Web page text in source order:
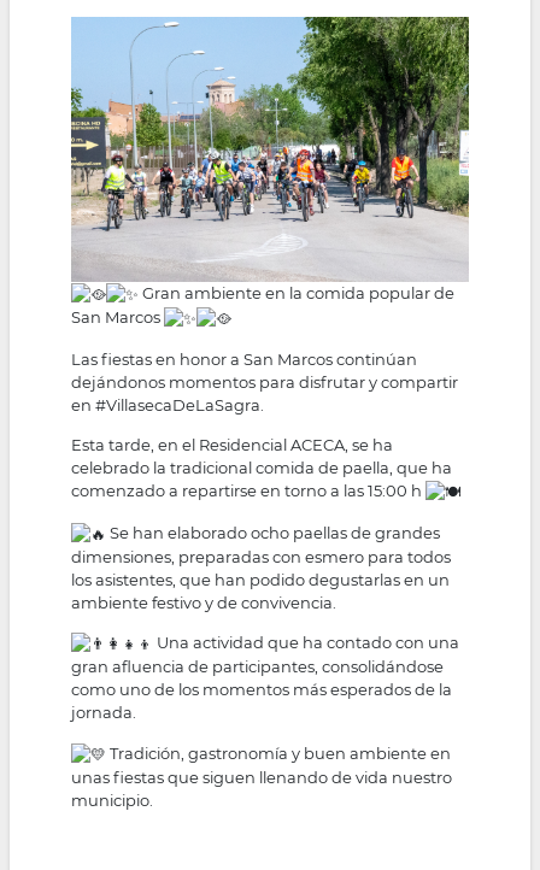
Gran ambiente en la comida popular de
San Marcos
Las fiestas en honor a San Marcos continúan
dejándonos momentos para disfrutar y compartir
en#VillasecaDeLaSagra
Esta tarde, en el Residencial ACECA, se ha
celebrado la tradicional comida de paella, que ha
comenzado a repartirse en torno a las 15:00 h
Se han elaborado ocho paellas de grandes
dimensiones, preparadas con esmero para todos
los asistentes, que han podido degustarlas en un
ambiente festivo y de convivencia.
Una actividad que ha contado con una
gran afluencia de participantes, consolidándose
como uno de los momentos más esperados de la
jornada.
Tradición, gastronomía y buen ambiente en
unas fiestas que siguen llenando de vida nuestro
municipio.